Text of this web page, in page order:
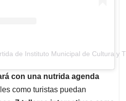
de Instituto Municipal de Cultura y
con una nutrida agenda
como turistas puedan